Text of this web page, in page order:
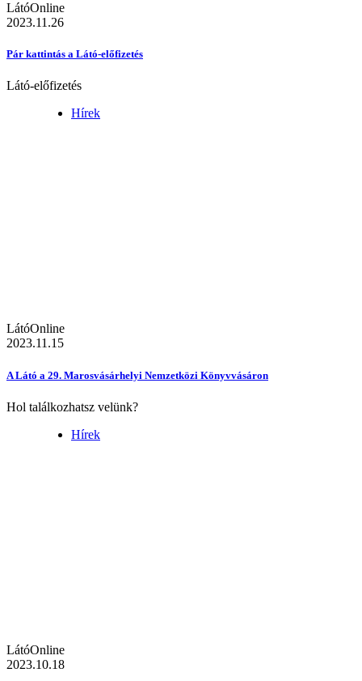
LátóOnline
2023.11.26
Pár kattintás a Látó-előfizetés
Látó-előfizetés
Hírek
LátóOnline
2023.11.15
A Látó a 29. Marosvásárhelyi Nemzetközi Könyvvásáron
Hol találkozhatsz velünk?
Hírek
LátóOnline
2023.10.18